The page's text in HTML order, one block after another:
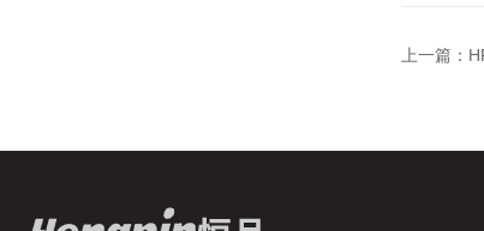
上一篇：